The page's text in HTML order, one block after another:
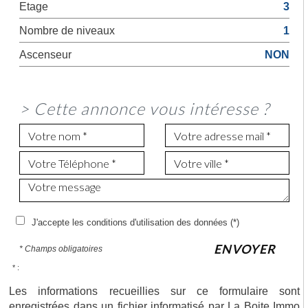
Etage
3
Nombre de niveaux
1
Ascenseur
NON
> Cette annonce vous intéresse ?
J'accepte les conditions d'utilisation des données (*)
* Champs obligatoires ENVOYER
* :
Les informations recueillies sur ce formulaire sont